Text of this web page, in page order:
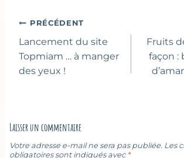
Navigation
de
l’article
PRÉCÉDENT
Lancement du site
Topmiam … à manger
des yeux !
Fruits
façon :
Laisser un commentaire
Votre adresse e-mail ne sera pas publiée. Les
obligatoires sont indiqués avec *